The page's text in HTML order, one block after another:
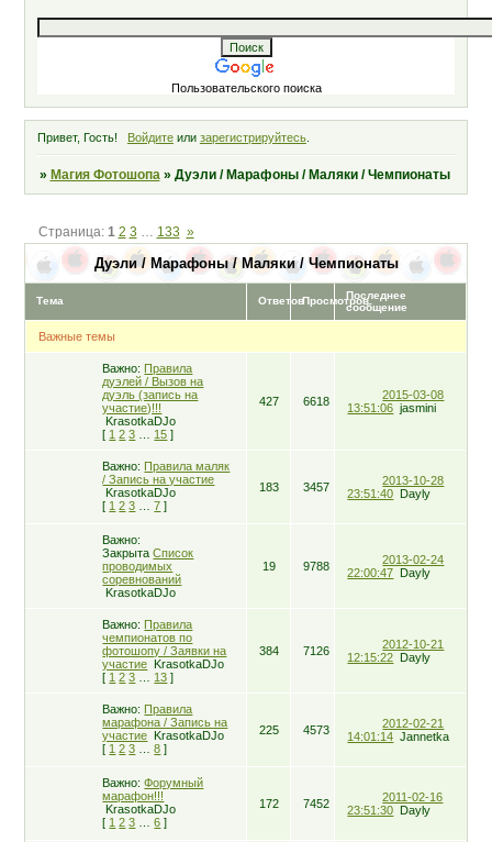
Пользовательского поиска
Привет, Гость! Войдитеили зарегистрируйтесь.
» Магия Фотошопа » Дуэли / Марафоны / Маляки / Чемпионаты
Дуэли / Марафоны / Маляки / Чемпионаты
Страница: 1 2 3 133 »
Тема ОтветовПросмотровПоследнее
сообщение
Важные темы
Важно: Правила
дуэлей / Вызов на
дуэль (запись на
участие)!!!
KrasotkaDJo
[ 1 2 3 15 ]
427 6618
2015-03-08
13:51:06 jasmini
Важно: Правила маляк
/ Запись на участие
KrasotkaDJo
[ 1 2 3 7 ]
183 3457
2013-10-28
23:51:40 Dayly
Важно:
ЗакрытаСписок
проводимых
соревнований
KrasotkaDJo
19 9788
2013-02-24
22:00:47 Dayly
Важно: Правила
чемпионатов по
фотошопу / Заявки на
участие KrasotkaDJo
[ 1 2 3 13 ]
384 7126
2012-10-21
12:15:22 Dayly
Важно: Правила
марафона / Запись на
участие KrasotkaDJo
[ 1 2 3 8 ]
225 4573
2012-02-21
14:01:14 Jannetka
Важно: Форумный
марафон!!!
KrasotkaDJo
[ 1 2 3 6 ]
172 7452
2011-02-16
23:51:30 Dayly